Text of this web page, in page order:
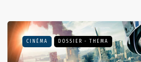
CINÉMA DOSSIER - THEMA